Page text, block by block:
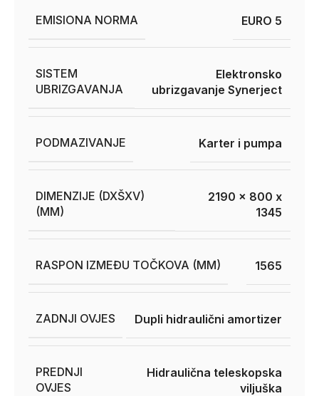
EMISIONA NORMA EURO 5
SISTEM
UBRIZGAVANJA
Elektronsko
ubrizgavanje Synerject
PODMAZIVANJE Karter i pumpa
DIMENZIJE (DXŠXV)
(MM)
2190 x 800 x
1345
RASPON IZMEĐU TOČKOVA (MM) 1565
ZADNJI OVJES Dupli hidraulični amortizer
PREDNJI
OVJES
Hidraulična teleskopska
viljuška